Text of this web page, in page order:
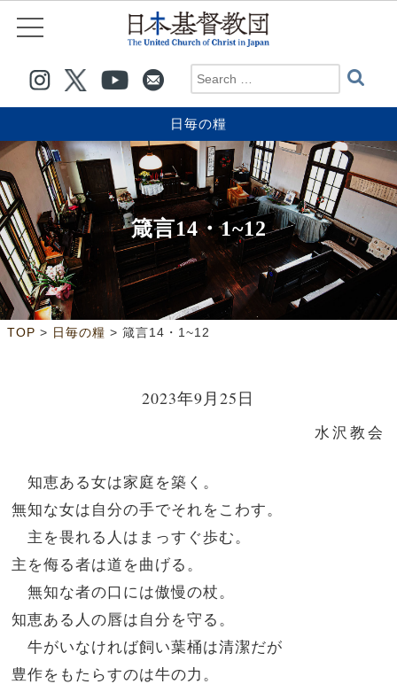
日毎の糧
箴言14・1~12
TOP > 日毎の糧 > 箴言14・1~12
2023年9月25日
水沢教会
知恵ある女は家庭を築く。
無知な女は自分の手でそれをこわす。
主を畏れる人はまっすぐ歩む。
主を侮る者は道を曲げる。
無知な者の口には傲慢の杖。
知恵ある人の唇は自分を守る。
牛がいなければ飼い葉桶は清潔だが
豊作をもたらすのは牛の力。